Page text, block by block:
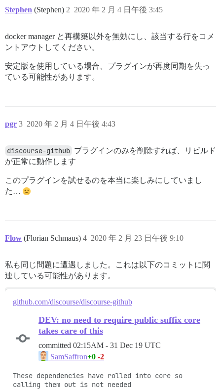
Stephen (Stephen) 2020 年 2 月 4 日午後 3:45
2
docker manager と再構築以外を無効にし、該当する行をコメ
ントアウトしてください。
安定版を使用している場合、プラグインが再度同期を失っ
ている可能性があります。
pgr 2020 年 2 月 4 日午後 4:43
3
discourse-github プラグインのみを削除すれば、リビルド
が正常に動作します
このプラグインを試せるのを本当に楽しみにしていまし
た…
Flow (Florian Schmaus) 2020 年 2 月 23 日午後 9:10
4
私も同じ問題に遭遇しました。これは以下のコミットに関
連している可能性があります。
github.com/discourse/discourse-github
DEV: no need to require public suffix core
takes care of this
committed 02:15AM - 31 Dec 19 UTC
SamSaffron+0 -2
These dependencies have rolled into core so
calling them out is not needed